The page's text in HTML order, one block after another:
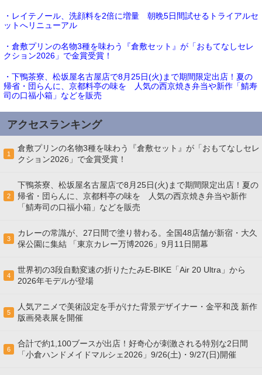
・レイテノール、洗顔料を2倍に増量 朝晩5日間試せるトライアルセ
ットへリニューアル
・倉敷プリンの名物3種を味わう『倉敷セット』が「おもてなしセレ
クション2026」で金賞受賞！
・下鴨茶寮、松坂屋名古屋店で8月25日(火)まで期間限定出店！夏の
帰省・団らんに、京都料亭の味を 人気の西京焼き弁当や新作「鯖寿
司の口福小箱」などを販売
アクセスランキング
1
倉敷プリンの名物3種を味わう『倉敷セット』が「おもてなしセレ
クション2026」で金賞受賞！
2
下鴨茶寮、松坂屋名古屋店で8月25日(火)まで期間限定出店！夏の
帰省・団らんに、京都料亭の味を 人気の西京焼き弁当や新作
「鯖寿司の口福小箱」などを販売
3
カレーの常識が、27日間で塗り替わる。全国48店舗が新宿・大久
保公園に集結 「東京カレー万博2026」9月11日開幕
4
世界初の3段自動変速の折りたたみE-BIKE「Air 20 Ultra」から
2026年モデルが登場
5
人気アニメで美術設定を手がけた背景デザイナー・金平和茂 新作
版画発表展を開催
6
合計で約1,100ブースが出店！好奇心が刺激される特別な2日間
「小倉ハンドメイドマルシェ2026」9/26(土)・9/27(日)開催